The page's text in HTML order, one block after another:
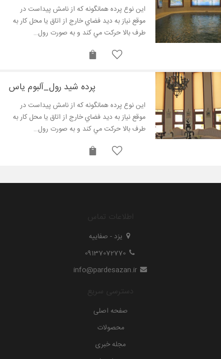
اين نوع پرده همانگونه که از نامش پيداست در
موقع نياز به ديد فضاي خارج از اتاق يا محل کار به
طرف بالا حرکت مي کند و به صورت رول…
پرده شید رول_آلبوم یاس
اين نوع پرده همانگونه که از نامش پيداست در
موقع نياز به ديد فضاي خارج از اتاق يا محل کار به
طرف بالا حرکت مي کند و به صورت رول…
یزد - صفاییه
09137072770
info@pardesazan.ir
صفحه اصلی
محصولات
مجله خبری